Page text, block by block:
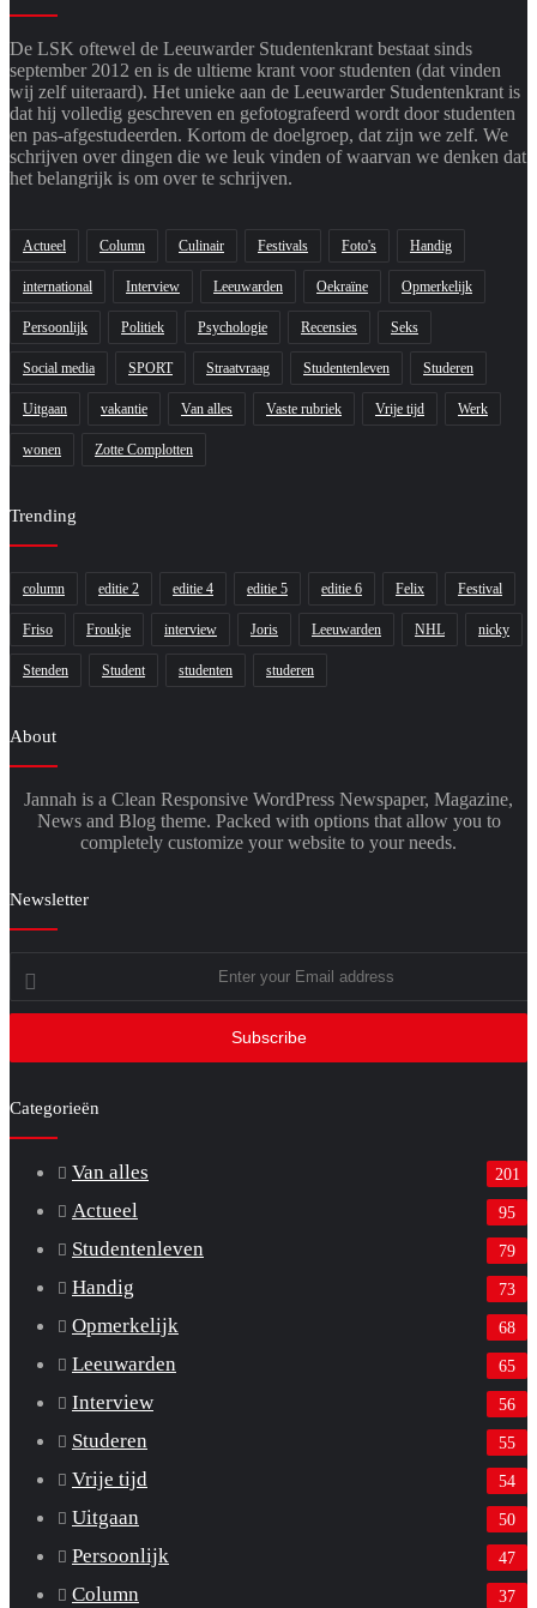
De LSK oftewel de Leeuwarder Studentenkrant bestaat sinds
september 2012 en is de ultieme krant voor studenten (dat vinden
wij zelf uiteraard). Het unieke aan de Leeuwarder Studentenkrant is
dat hij volledig geschreven en gefotografeerd wordt door studenten
en pas-afgestudeerden. Kortom de doelgroep, dat zijn we zelf. We
schrijven over dingen die we leuk vinden of waarvan we denken dat
het belangrijk is om over te schrijven.
Actueel Column Culinair Festivals Foto's Handig
international Interview Leeuwarden Oekraïne Opmerkelijk
Persoonlijk Politiek Psychologie Recensies Seks
Social media SPORT Straatvraag Studentenleven Studeren
Uitgaan vakantie Van alles Vaste rubriek Vrije tijd Werk
wonen Zotte Complotten
Trending
column editie 2 editie 4 editie 5 editie 6 Felix Festival
Friso Froukje interview Joris Leeuwarden NHL nicky
Stenden Student studenten studeren
About
Jannah is a Clean Responsive WordPress Newspaper, Magazine,
News and Blog theme. Packed with options that allow you to
completely customize your website to your needs.
Newsletter
Categorieën
Van alles 201
Actueel 95
Studentenleven 79
Handig 73
Opmerkelijk 68
Leeuwarden 65
Interview 56
Studeren 55
Vrije tijd 54
Uitgaan 50
Persoonlijk 47
Column 37